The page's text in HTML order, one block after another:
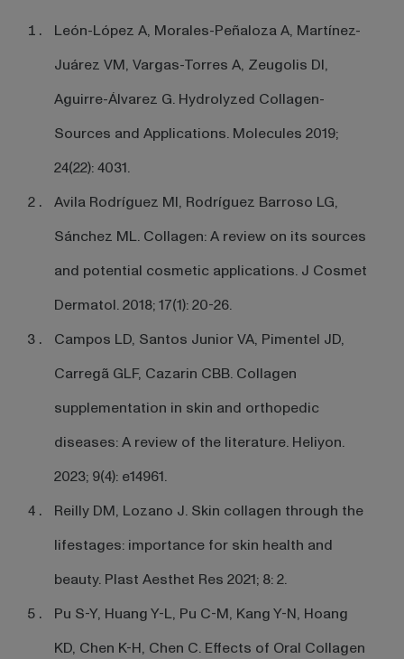
León-López A, Morales-Peñaloza A, Martínez-
Juárez VM, Vargas-Torres A, Zeugolis DI,
Aguirre-Álvarez G. Hydrolyzed Collagen-
Sources and Applications. Molecules 2019;
24(22): 4031.
Avila Rodríguez MI, Rodríguez Barroso LG,
Sánchez ML. Collagen: A review on its sources
and potential cosmetic applications. J Cosmet
Dermatol. 2018; 17(1): 20-26.
Campos LD, Santos Junior VA, Pimentel JD,
Carregã GLF, Cazarin CBB. Collagen
supplementation in skin and orthopedic
diseases: A review of the literature. Heliyon.
2023; 9(4): e14961.
Reilly DM, Lozano J. Skin collagen through the
lifestages: importance for skin health and
beauty. Plast Aesthet Res 2021; 8: 2.
Pu S-Y, Huang Y-L, Pu C-M, Kang Y-N, Hoang
KD, Chen K-H, Chen C. Effects of Oral Collagen